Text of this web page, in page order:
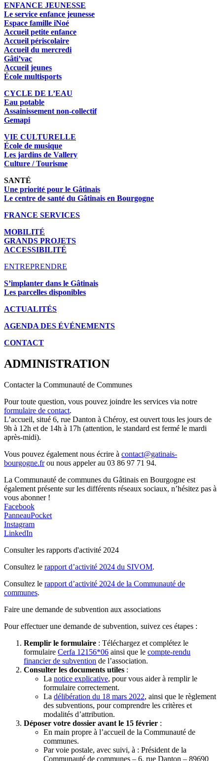
ENFANCE JEUNESSE
Le service enfance jeunesse
Espace famille iNoé
Accueil petite enfance
Accueil périscolaire
Accueil du mercredi
Gâti’vac
Accueil jeunes
École multisports
CYCLE DE L’EAU
Eau potable
Assainissement non-collectif
Gemapi
VIE CULTURELLE
École de musique
Les jardins de Vallery
Culture / Tourisme
SANTÉ
Une priorité pour le Gâtinais
Le centre de santé du Gâtinais en Bourgogne
FRANCE SERVICES
MOBILITÉ
GRANDS PROJETS
ACCESSIBILITÉ
ENTREPRENDRE
S’implanter dans le Gâtinais
Les parcelles disponibles
ACTUALITÉS
AGENDA DES ÉVÉNEMENTS
CONTACT
ADMINISTRATION
Contacter la Communauté de Communes
Pour toute question, vous pouvez joindre les services via notre
formulaire de contact.
L’accueil, situé 6, rue Danton à Chéroy, est ouvert tous les jours de
9h à 12h et de 14h à 17h (attention, le standard est fermé le mardi
après-midi).
Vous pouvez également nous écrire à contact@gatinais-
bourgogne.frou nous appeler au 03 86 97 71 94.
La Communauté de communes du Gâtinais en Bourgogne est
également présente sur les différents réseaux sociaux, n’hésitez pas à
vous abonner !
Facebook
PanneauPocket
Instagram
LinkedIn
Consulter les rapports d'activité 2024
Consultez le rapport d’activité 2024 du SIVOM.
Consultez le rapport d’activité 2024 de la Communauté de
communes.
Faire une demande de subvention aux associations
Pour effectuer une demande de subvention, suivez ces étapes :
Remplir le formulaire : Téléchargez et complétez le
formulaire Cerfa 12156*06 ainsi que le compte-rendu
financier de subvention de l’association.
Consulter les documents utiles :
La notice explicative, pour vous aider à remplir le
formulaire correctement.
La délibération du 18 mars 2022, ainsi que le règlement
des subventions, pour comprendre les critères et
modalités d’attribution.
Déposer votre dossier avant le 15 février :
En main propre à l’accueil de la Communauté de
communes.
Par voie postale, avec suivi, à : Président de la
Communauté de communes – 6, rue Danton – 89690